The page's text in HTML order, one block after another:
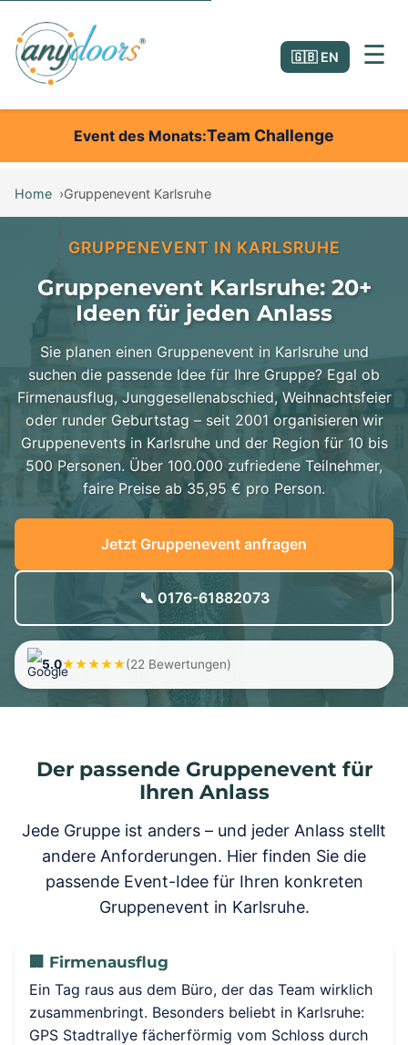
🇬🇧 EN ☰
Event des Monats Team Challenge
Home Gruppenevent Karlsruhe
GRUPPENEVENT IN KARLSRUHE
Gruppenevent Karlsruhe: 20+
Ideen für jeden Anlass
Sie planen einen Gruppenevent in Karlsruhe und
suchen die passende Idee für Ihre Gruppe? Egal ob
Firmenausflug, Junggesellenabschied, Weihnachtsfeier
oder runder Geburtstag – seit 2001 organisieren wir
Gruppenevents in Karlsruhe und der Region für 10 bis
500 Personen. Über 100.000 zufriedene Teilnehmer,
faire Preise ab 35,95 € pro Person.
Jetzt Gruppenevent anfragen
📞 0176-61882073
5.0★★★★★(22 Bewertungen)
Der passende Gruppenevent für
Ihren Anlass
Jede Gruppe ist anders – und jeder Anlass stellt
andere Anforderungen. Hier finden Sie die
passende Event-Idee für Ihren konkreten
Gruppenevent in Karlsruhe.
🏢 Firmenausflug
Ein Tag raus aus dem Büro, der das Team wirklich
zusammenbringt. Besonders beliebt in Karlsruhe:
GPS Stadtrallye fächerförmig vom Schloss durch